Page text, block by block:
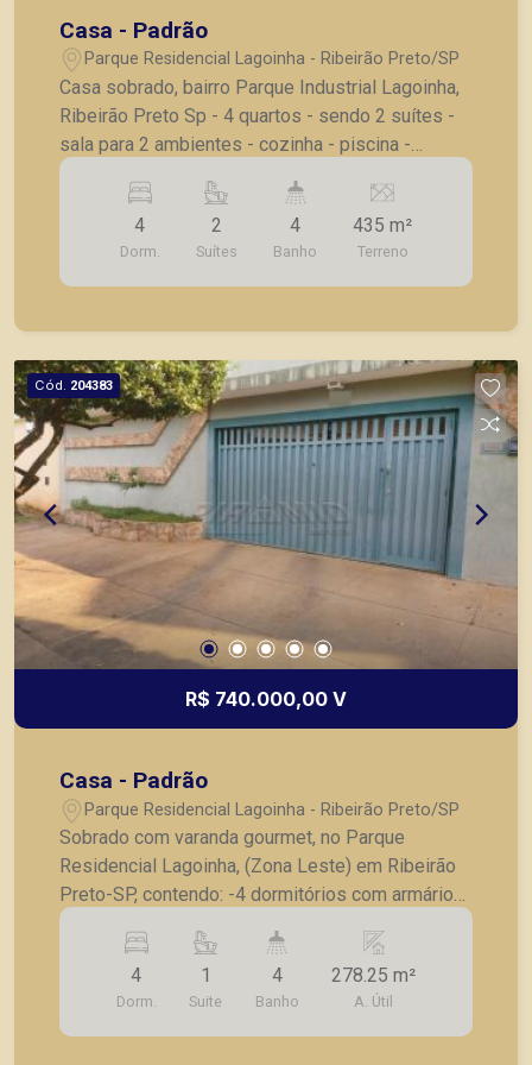
Casa - Padrão
Parque Residencial Lagoinha - Ribeirão Preto/SP
Casa sobrado, bairro Parque Industrial Lagoinha,
Ribeirão Preto Sp - 4 quartos - sendo 2 suítes -
sala para 2 ambientes - cozinha - piscina -
churrasqueira - 4 vagas de garagem A Piramid
tem como objetivo atender seus clientes com
agilidade e segurança, em locação, vendas de
imóveis prontos, usados ou mesmo nos
principais lançamentos da cidade de Ribeirão
4
Dorm.
2
Suítes
4
Banho
435 m²
Terreno
Cód. 204383
R$ 740.000,00 V
Casa - Padrão
Parque Residencial Lagoinha - Ribeirão Preto/SP
Sobrado com varanda gourmet, no Parque
Residencial Lagoinha, (Zona Leste) em Ribeirão
Preto-SP, contendo: -4 dormitórios com armários,
sendo 1 suíte completa, 1 dormitório na parte
inferior -banheiro social completo -sala em L 3
ambientes -lavabo completo -varanda gourmet
ampla completa -cozinha ampla planejada -
lavanderia ampla planejada -corredor lateral -
4
Dorm.
1
Suite
4
Banho
278.25 m²
A. Útil